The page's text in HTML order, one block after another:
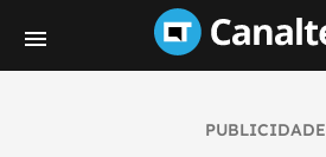
PUBLICIDADE